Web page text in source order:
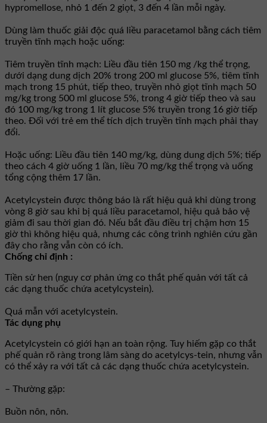
hypromellose, nhỏ 1 đến 2 giọt, 3 đến 4 lần mỗi ngày.
Dùng làm thuốc giải độc quá liều paracetamol bằng cách tiêm
truyền tĩnh mạch hoặc uống:
Tiêm truyền tĩnh mạch: Liều đầu tiên 150 mg /kg thể trọng,
dưới dạng dung dịch 20% trong 200 ml glucose 5%, tiêm tĩnh
mạch trong 15 phút, tiếp theo, truyền nhỏ giọt tĩnh mạch 50
mg/kg trong 500 ml glucose 5%, trong 4 giờ tiếp theo và sau
đó 100 mg/kg trong 1 lít glucose 5% truyền trong 16 giờ tiếp
theo. Ðối với trẻ em thể tích dịch truyền tĩnh mạch phải thay
đổi.
Hoặc uống: Liều đầu tiên 140 mg/kg, dùng dung dịch 5%; tiếp
theo cách 4 giờ uống 1 lần, liều 70 mg/kg thể trọng và uống
tổng cộng thêm 17 lần.
Acetylcystein được thông báo là rất hiệu quả khi dùng trong
vòng 8 giờ sau khi bị quá liều paracetamol, hiệu quả bảo vệ
giảm đi sau thời gian đó. Nếu bắt đầu điều trị chậm hơn 15
giờ thì không hiệu quả, nhưng các công trình nghiên cứu gần
đây cho rằng vẫn còn có ích.
Chống chỉ định :
Tiền sử hen (nguy cơ phản ứng co thắt phế quản với tất cả
các dạng thuốc chứa acetylcystein).
Quá mẫn với acetylcystein.
Tác dụng phụ
Acetylcystein có giới hạn an toàn rộng. Tuy hiếm gặp co thắt
phế quản rõ ràng trong lâm sàng do acetylcys-tein, nhưng vẫn
có thể xảy ra với tất cả các dạng thuốc chứa acetylcystein.
– Thường gặp:
Buồn nôn, nôn.